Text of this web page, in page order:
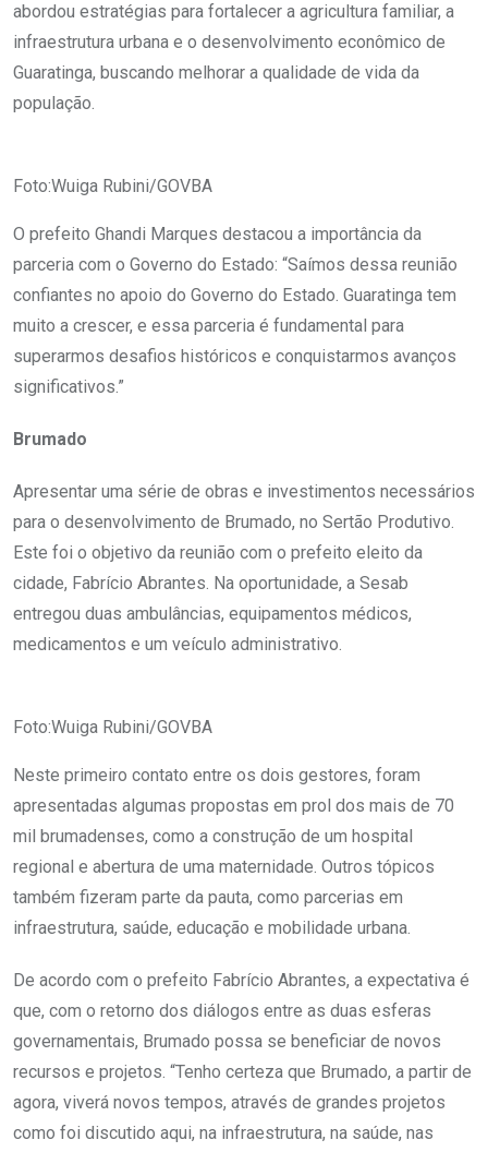
abordou estratégias para fortalecer a agricultura familiar, a
infraestrutura urbana e o desenvolvimento econômico de
Guaratinga, buscando melhorar a qualidade de vida da
população.
Foto:Wuiga Rubini/GOVBA
O prefeito Ghandi Marques destacou a importância da
parceria com o Governo do Estado: “Saímos dessa reunião
confiantes no apoio do Governo do Estado. Guaratinga tem
muito a crescer, e essa parceria é fundamental para
superarmos desafios históricos e conquistarmos avanços
significativos.”
Brumado
Apresentar uma série de obras e investimentos necessários
para o desenvolvimento de Brumado, no Sertão Produtivo.
Este foi o objetivo da reunião com o prefeito eleito da
cidade, Fabrício Abrantes. Na oportunidade, a Sesab
entregou duas ambulâncias, equipamentos médicos,
medicamentos e um veículo administrativo.
Foto:Wuiga Rubini/GOVBA
Neste primeiro contato entre os dois gestores, foram
apresentadas algumas propostas em prol dos mais de 70
mil brumadenses, como a construção de um hospital
regional e abertura de uma maternidade. Outros tópicos
também fizeram parte da pauta, como parcerias em
infraestrutura, saúde, educação e mobilidade urbana.
De acordo com o prefeito Fabrício Abrantes, a expectativa é
que, com o retorno dos diálogos entre as duas esferas
governamentais, Brumado possa se beneficiar de novos
recursos e projetos. “Tenho certeza que Brumado, a partir de
agora, viverá novos tempos, através de grandes projetos
como foi discutido aqui, na infraestrutura, na saúde, nas